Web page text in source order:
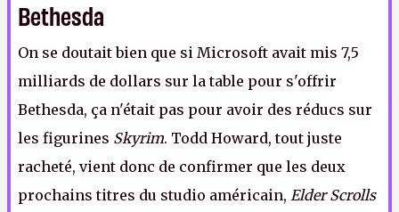
Bethesda
On se doutait bien que si Microsoft avait mis 7,5
milliards de dollars sur la table pour s'offrir
Bethesda, ça n'était pas pour avoir des réducs sur
les figurines Skyrim. Todd Howard, tout juste
racheté, vient donc de confirmer que les deux
prochains titres du studio américain, Elder Scrolls